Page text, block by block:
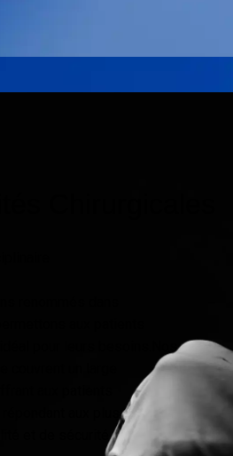
pour leurs besoins.Nos